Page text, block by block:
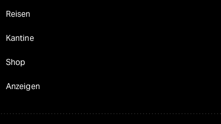
Reisen
Kantine
Shop
Anzeigen